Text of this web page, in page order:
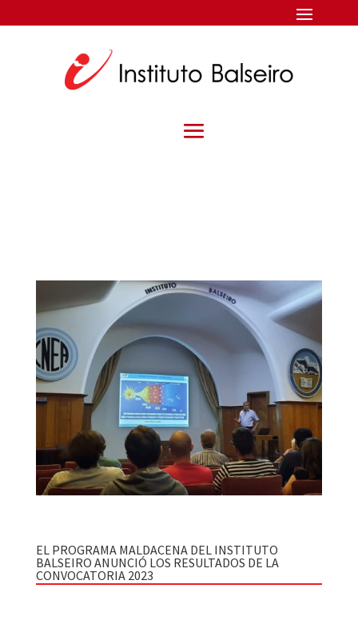
EL PROGRAMA MALDACENA DEL INSTITUTO
BALSEIRO ANUNCIÓ LOS RESULTADOS DE LA
CONVOCATORIA 2023